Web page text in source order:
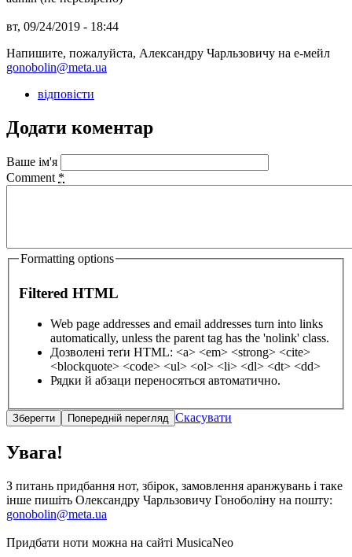
вт, 09/24/2019 - 18:44
Напишите, пожалуйста, Александру Чарльзовичу на е-мейл
gonobolin@meta.ua
відповісти
Додати коментар
Ваше ім'я
Comment *
Formatting options
Filtered HTML
Web page addresses and email addresses turn into links
automatically, unless the parent tag has the 'nolink' class.
Дозволені теґи HTML: <a> <em> <strong> <cite>
<blockquote> <code> <ul> <ol> <li> <dl> <dt> <dd>
Рядки й абзаци переносяться автоматично.
Скасувати
Увага!
З питань придбання нот, збірок, замовлення аранжувань і таке
інше пишіть Олександру Чарльзовичу Гоноболіну на пошту:
gonobolin@meta.ua
Придбати ноти можна на сайті MusicaNeo